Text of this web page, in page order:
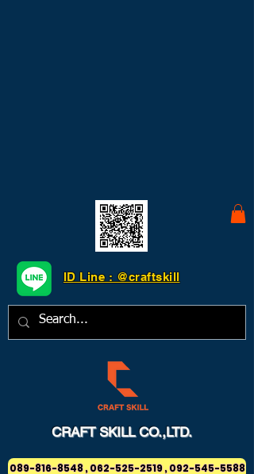
CRAFT SKILL CO.,LTD.
ID Line : @craftskill
089-816-8548 , 062-525-2519 , 092-545-5588